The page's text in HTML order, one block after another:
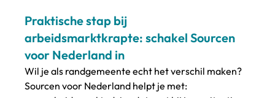
Praktische stap bij
arbeidsmarktkrapte: schakel Sourcen
voor Nederland in
Wil je als randgemeente echt het verschil maken?
Sourcen voor Nederland helpt je met: